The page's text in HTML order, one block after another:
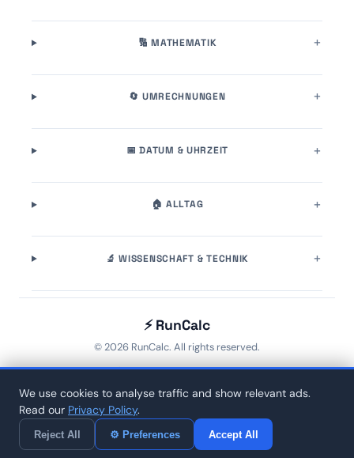
🔢 MATHEMATIK
🔄 UMRECHNUNGEN
📅 DATUM & UHRZEIT
🏠 ALLTAG
🔬 WISSENSCHAFT & TECHNIK
⚡ RunCalc
© 2026 RunCalc. All rights reserved.
Home 🏷️ Tags About Contact Privacy
We use cookies to analyse traffic and show relevant ads.
Read our Privacy Policy.
Reject All ⚙ Preferences Accept All